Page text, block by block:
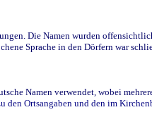
Die Namen wurden
Sprache in den Dörfern war
Namen verwendet, wobei
den Ortsangaben und den im